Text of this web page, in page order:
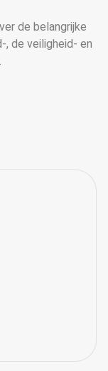
de belangrijke
, de veiligheid- en